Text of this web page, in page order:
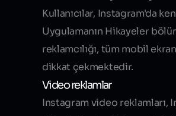
Kullanıcılar, Instagram'da
Uygulamanın Hikayeler
reklamcılığı, tüm mobil
dikkat çekmektedir.
Video reklamlar
Instagram video reklamları,